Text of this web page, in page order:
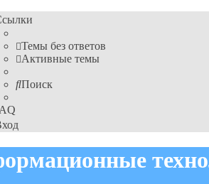
Темы без ответов
Активные темы
Поиск